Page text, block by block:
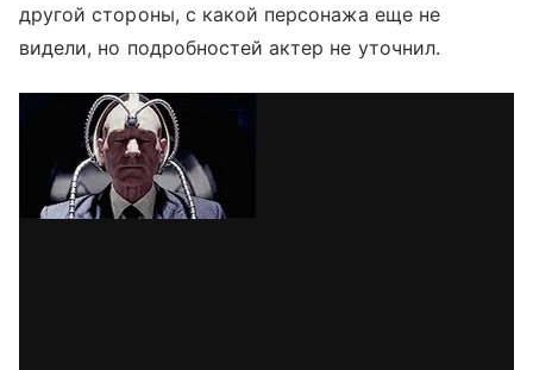
другой стороны, с какой персонажа еще не
видели, но подробностей актер не уточнил.